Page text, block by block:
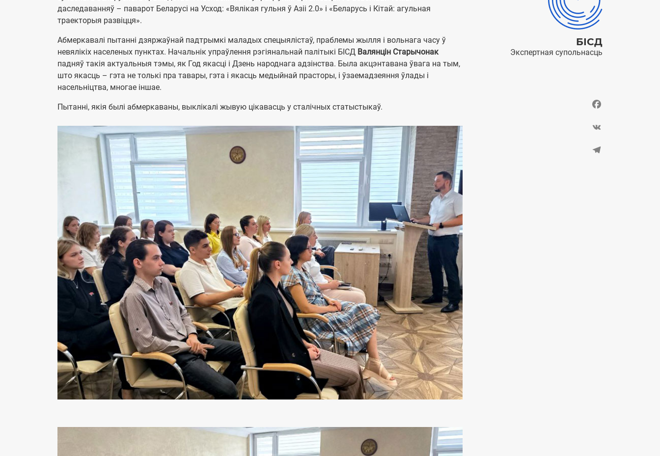
даследаванняў – паварот Беларусі на Усход: «Вялікая гульня ў Азіі 2.0» і «Беларусь і Кітай: агульная
траекторыя развіцця».
Абмеркавалі пытанні дзяржаўнай падтрымкі маладых спецыялістаў, праблемы жылля і вольнага часу ў
невялікіх населеных пунктах. Начальнік упраўлення рэгіянальнай палітыкі БІСД Валянцін Старычонак
падняў такія актуальныя тэмы, як Год якасці і Дзень народнага адзінства. Была акцэнтавана ўвага на тым,
што якасць – гэта не толькі пра тавары, гэта і якасць медыйнай прасторы, і ўзаемадзеяння ўлады і
насельніцтва, многае іншае.
Пытанні, якія былi абмеркаваны, выклікалі жывую цікавасць у сталічных статыстыкаў.
БІСД
Экспертная супольнасць